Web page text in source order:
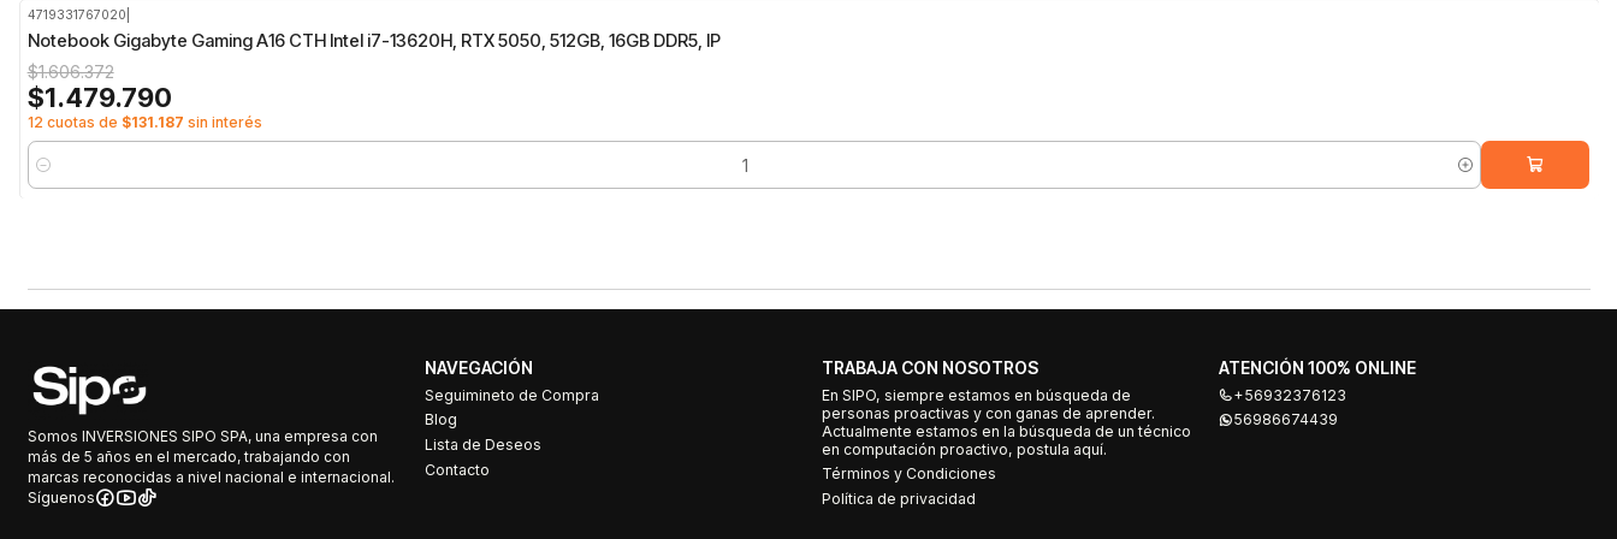
4719331767020
Notebook Gigabyte Gaming A16 CTH Intel i7-13620H, RTX 5050, 512GB, 16GB DDR5, IP
$1.606.372
$1.479.790
12 cuotas de $131.187 sin interés
Cantidad
Somos INVERSIONES SIPO SPA, una empresa con
más de 5 años en el mercado, trabajando con
marcas reconocidas a nivel nacional e internacional.
Síguenos
NAVEGACIÓN
Seguimineto de Compra
Blog
Lista de Deseos
Contacto
TRABAJA CON NOSOTROS
En SIPO, siempre estamos en búsqueda de
personas proactivas y con ganas de aprender.
Actualmente estamos en la búsqueda de un técnico
en computación proactivo, postula aquí.
Términos y Condiciones
Política de privacidad
ATENCIÓN 100% ONLINE
+56932376123
56986674439